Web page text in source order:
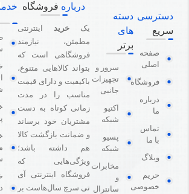
دسترسی
سریع
صفحه
اصلی
فروشگاه
درباره
ما
تماس
با ما
وبلاگ
حریم
خصوصی
دسته
های
برتر
سرور و
تجهیزات
جانبی
اکتیو
شبکه
پسیو
شبکه
مخابرات
و
سانترال
درباره فروشگاه
یک خریداینترنتی
مطمئن، نیازمند
فروشگاهی است که
بتواند کالاهایی متنوع،
باکیفیت و دارای قیمت
مناسب را در مدت
زمانی کوتاه به دست
مشتریان خود برساند
و ضمانت بازگشت کالا
هم داشته باشد؛
ویژگی‌هایی که
فروشگاه اینترنتی آی
تی سرچ سال‌هاست بر